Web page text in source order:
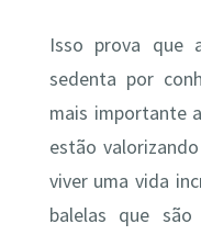
Isso prova que
sedenta por
mais importante
estão
viver uma vida
balelas que